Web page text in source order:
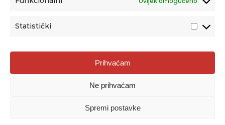
Statistički
Prihvaćam
Ne prihvaćam
Spremi postavke
Agencija za odgoj i obrazovanje
Donje Svetice 38, 10000 Zagreb
1778129
Prenošenje sadržaja dopušteno je uz navođenje izvora.